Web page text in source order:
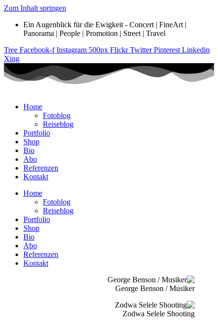
Zum Inhalt springen
Ein Augenblick für die Ewigkeit - Concert | FineArt |
Panorama | People | Promotion | Street | Travel
Tree Facebook-f Instagram 500px Flickr Twitter Pinterest Linkedin
Xing
Home
Fotoblog
Reiseblog
Portfolio
Shop
Bio
Abo
Referenzen
Kontakt
Home
Fotoblog
Reiseblog
Portfolio
Shop
Bio
Abo
Referenzen
Kontakt
George Benson / Musiker
Zodwa Selele Shooting